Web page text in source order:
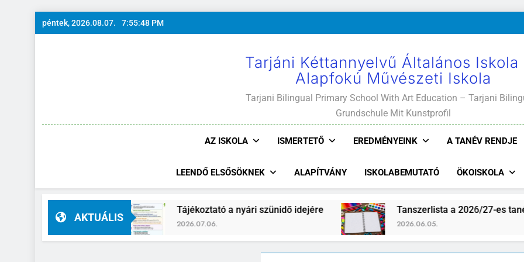
Ugrás
a
péntek, 2026.08.07. 7:55:49 PM
Tarjáni Kéttannyelvű Általános Iskola
Alapfokú Művészeti Iskola
Tarjani Bilingual Primary School With Art Education – Tarjani
Grundschule Mit Kunstprofil
AZ ISKOLA ISMERTETŐ EREDMÉNYEINK A TANÉV RENDJE
LEENDŐ ELSŐSÖKNEK ALAPÍTVÁNY ISKOLABEMUTATÓ ÖKOISKOLA
AKTUÁLIS
helyettes Tájékoztató a nyári szünidő idejére
2026.07.06.
Tanszerlista a 2026/27-es tanévre
2026.06.05.